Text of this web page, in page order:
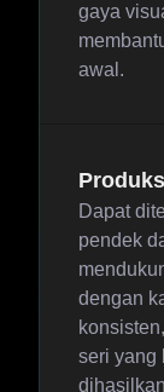
gaya
awal.
Dapat
pendek
dengan
seri yang